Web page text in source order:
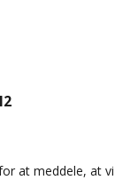
at meddele, at vi